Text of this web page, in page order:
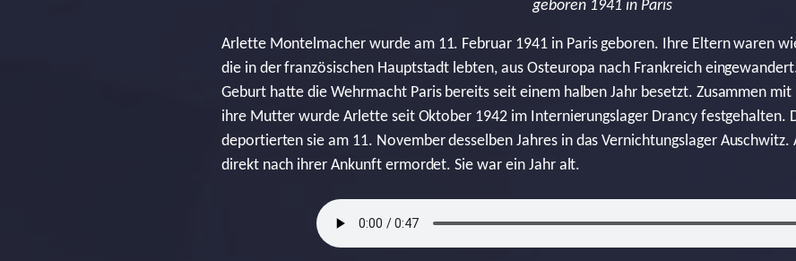
geboren 1941 in Paris
Arlette Montelmacher wurde am 11. Februar 1941 in Paris geboren. Ihre Eltern waren
die in der französischen Hauptstadt lebten, aus Osteuropa nach Frankreich
Geburt hatte die Wehrmacht Paris bereits seit einem halben Jahr besetzt. Zusammen
ihre Mutter wurde Arlette seit Oktober 1942 im Internierungslager Drancy festgehalten.
deportierten sie am 11. November desselben Jahres in das Vernichtungslager
direkt nach ihrer Ankunft ermordet. Sie war ein Jahr alt.